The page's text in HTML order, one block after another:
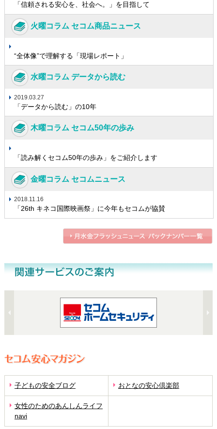
「信頼される安心を、社会へ。」を目指して
火曜コラム セコム商品ニュース
“全体像”で理解する「現場レポート」
水曜コラム データから読む
2019.03.27
「データから読む」の10年
木曜コラム セコム50年の歩み
「読み解くセコム50年の歩み」をご紹介します
金曜コラム セコムニュース
2018.11.16
「26th キネコ国際映画祭」に今年もセコムが協賛
子どもの安全ブログ おとなの安心倶楽部
女性のためのあんしんライフ
navi